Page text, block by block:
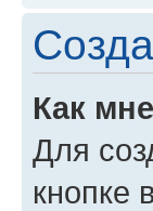
Как
Для
кнопке